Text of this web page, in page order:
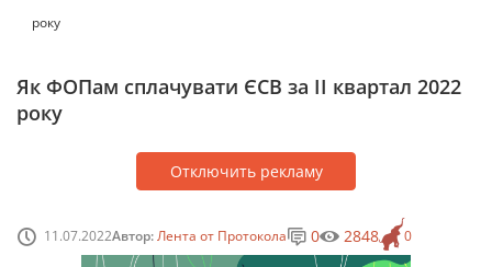
року
Як ФОПам сплачувати ЄСВ за ІІ квартал 2022
року
Отключить рекламу
11.07.2022Автор:Лента от Протокола 0
0 2848